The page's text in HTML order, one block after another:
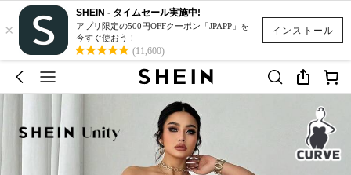
インストール
×
SHEIN - タイムセール実施中!
アプリ限定の500円OFFクーポン「JPAPP」を
今すぐ使おう！
(11,600)